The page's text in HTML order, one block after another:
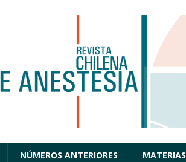
NÚMEROS ANTERIORES MATERIAS